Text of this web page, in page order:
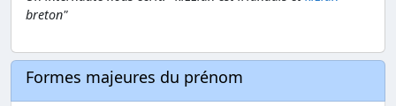
breton"
Formes majeures du prénom